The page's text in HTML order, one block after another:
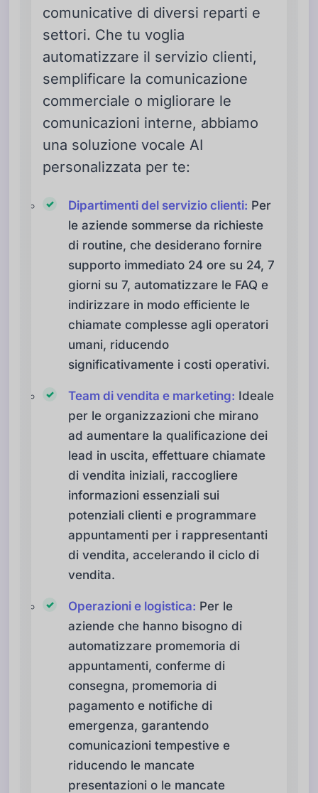
comunicative di diversi reparti e
settori. Che tu voglia
automatizzare il servizio clienti,
semplificare la comunicazione
commerciale o migliorare le
comunicazioni interne, abbiamo
una soluzione vocale AI
personalizzata per te:
Dipartimenti del servizio clienti: Per
le aziende sommerse da richieste
di routine, che desiderano fornire
supporto immediato 24 ore su 24, 7
giorni su 7, automatizzare le FAQ e
indirizzare in modo efficiente le
chiamate complesse agli operatori
umani, riducendo
significativamente i costi operativi.
Team di vendita e marketing: Ideale
per le organizzazioni che mirano
ad aumentare la qualificazione dei
lead in uscita, effettuare chiamate
di vendita iniziali, raccogliere
informazioni essenziali sui
potenziali clienti e programmare
appuntamenti per i rappresentanti
di vendita, accelerando il ciclo di
vendita.
Operazioni e logistica: Per le
aziende che hanno bisogno di
automatizzare promemoria di
appuntamenti, conferme di
consegna, promemoria di
pagamento e notifiche di
emergenza, garantendo
comunicazioni tempestive e
riducendo le mancate
presentazioni o le mancate